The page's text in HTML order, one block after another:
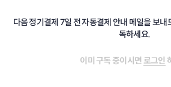
다음 정기결제 7일 전 자동결제 안내 메일을 보
독하세요.
이미 구독 중이시면 로그인